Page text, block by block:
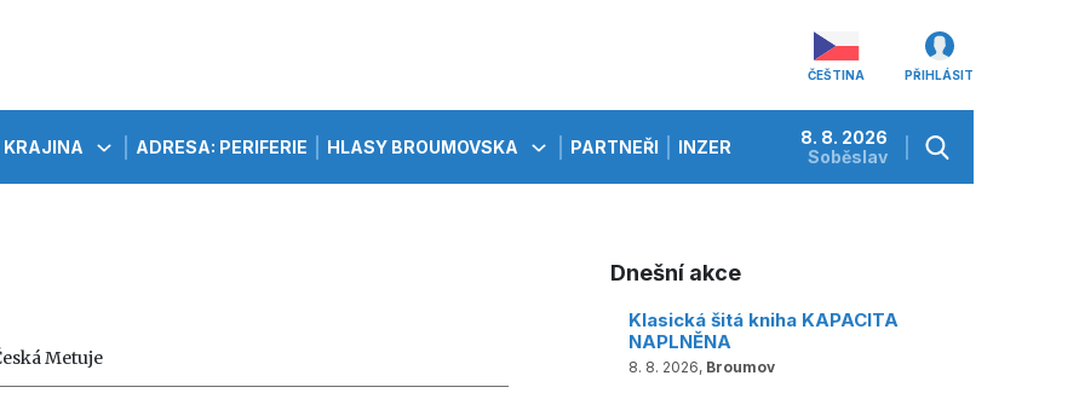
Metuje
Dnešní akce
Klasická šitá kniha KAPACITA
NAPLNĚNA
8. 8. 2026, Broumov
KRAJINA ADRESA: PERIFERIE HLASY BROUMOVSKA PARTNEŘI INZERCE
8. 8. 2026
Soběslav
ČEŠTINA PŘIHLÁSIT